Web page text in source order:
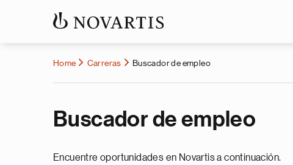
Home Carreras Buscador de empleo
Buscador de empleo
Encuentre oportunidades en Novartis a continuación.